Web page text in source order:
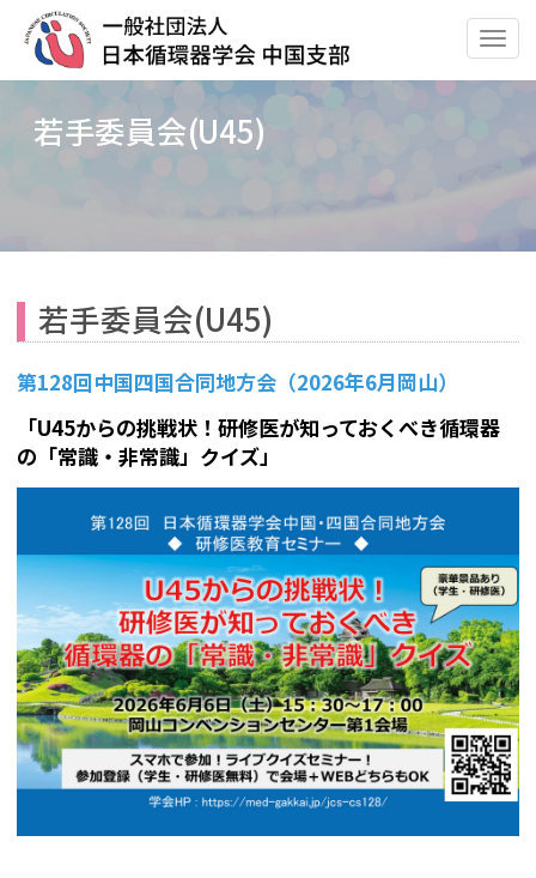
ナ
ビ
ョ
の
若手委員会(U45)
若手委員会(U45)
第128回中国四国合同地方会（2026年6月岡山）
「U45からの挑戦状！研修医が知っておくべき循環器
の「常識・非常識」クイズ」